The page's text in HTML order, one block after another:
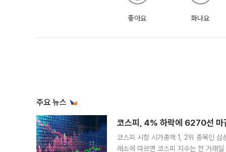
좋아요 화나요
주요 뉴스
코스피, 4% 하락에 6270선 마
코스피 시장 시가총액 1, 2위 종목인
래소에 따르면 코스피 지수는 전 거